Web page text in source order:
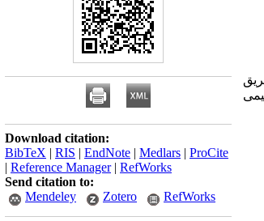
Download citation:
BibTeX | RIS | EndNote | Medlars | ProCite
| Reference Manager| RefWorks
Send citation to:
Mendeley
Zotero RefWorks